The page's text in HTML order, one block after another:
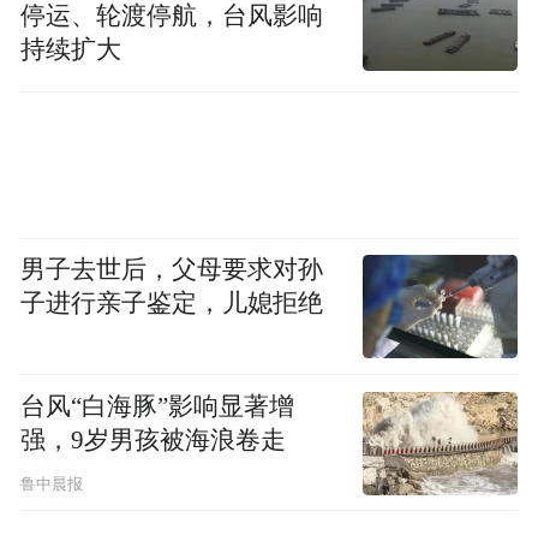
停运、轮渡停航，台风影响
持续扩大
男子去世后，父母要求对孙
子进行亲子鉴定，儿媳拒绝
台风“白海豚”影响显著增
强，9岁男孩被海浪卷走
鲁中晨报